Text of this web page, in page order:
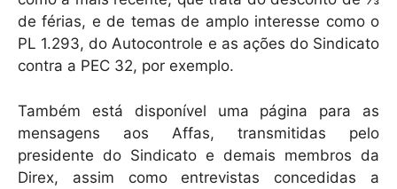
de férias, e de temas de amplo interesse como o
PL 1.293, do Autocontrole e as ações do Sindicato
contra a PEC 32, por exemplo.
Também está disponível uma página para as
mensagens aos Affas, transmitidas pelo
presidente do Sindicato e demais membros da
Direx, assim como entrevistas concedidas a